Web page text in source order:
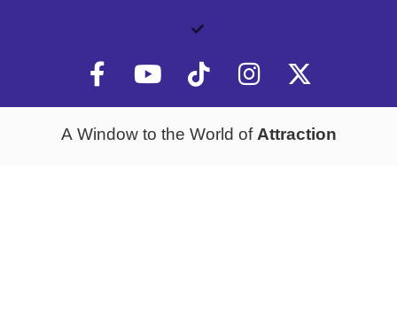
A Window to the World ofAttraction